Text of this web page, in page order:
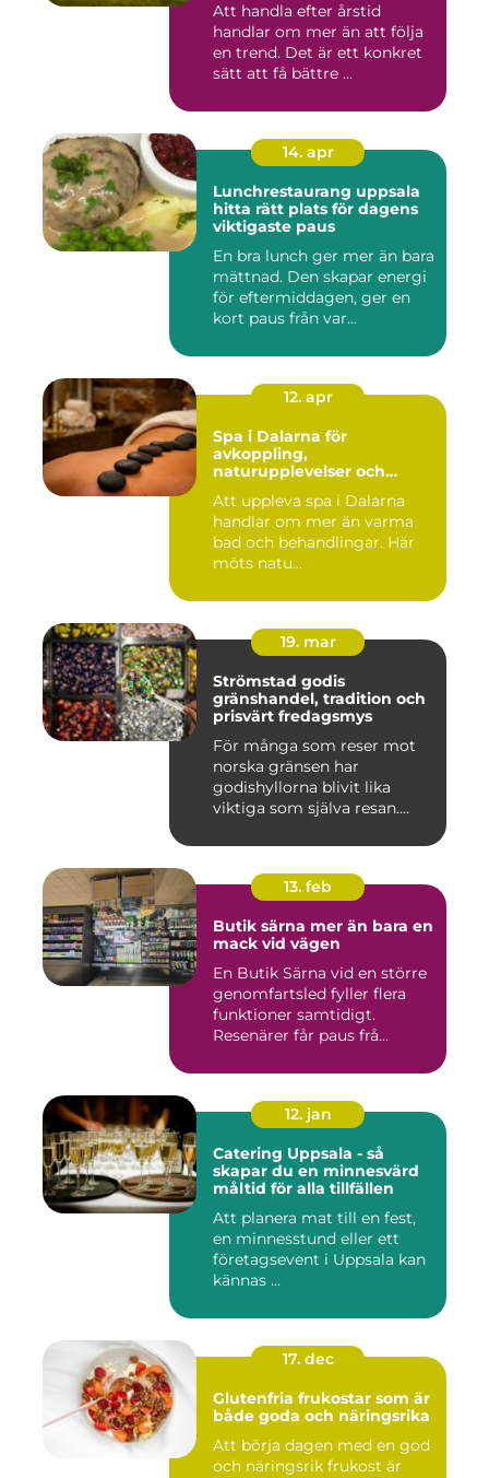
Att handla efter årstid
handlar om mer än att följa
en trend. Det är ett konkret
sätt att få bättre ...
14. apr
Lunchrestaurang uppsala
hitta rätt plats för dagens
viktigaste paus
En bra lunch ger mer än bara
mättnad. Den skapar energi
för eftermiddagen, ger en
kort paus från var...
12. apr
Spa i Dalarna för
avkoppling,
naturupplevelser och
Att uppleva spa i Dalarna
handlar om mer än varma
bad och behandlingar. Här
möts natu...
19. mar
Strömstad godis
gränshandel, tradition och
prisvärt fredagsmys
För många som reser mot
norska gränsen har
godishyllorna blivit lika
viktiga som själva resan.
13. feb
Butik särna mer än bara en
mack vid vägen
En Butik Särna vid en större
genomfartsled fyller flera
funktioner samtidigt.
Resenärer får paus frå...
12. jan
Catering Uppsala - så
skapar du en minnesvärd
måltid för alla tillfällen
Att planera mat till en fest,
en minnesstund eller ett
företagsevent i Uppsala kan
kännas ...
17. dec
Glutenfria frukostar som är
både goda och näringsrika
Att börja dagen med en god
och näringsrik frukost är